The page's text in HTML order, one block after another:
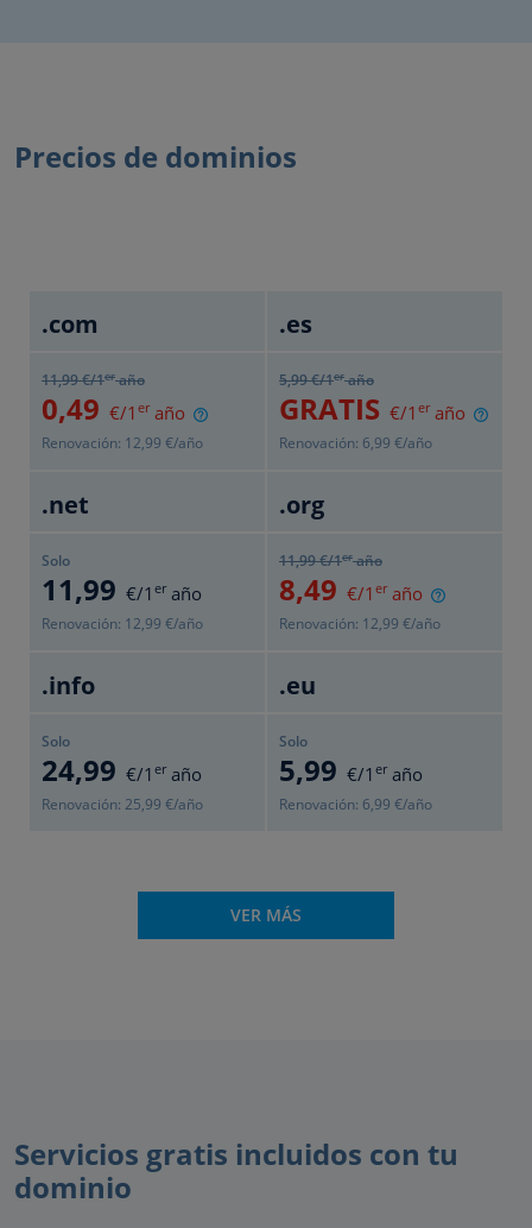
Precios de dominios
.com
11,99€/1eraño
0,49 €/1 eraño
Renovación: 12,99 €/año
.es
5,99€/1eraño
GRATIS €/1 eraño
Renovación: 6,99 €/año
.net
Solo
11,99 €/1 eraño
Renovación: 12,99 €/año
.org
11,99€/1eraño
8,49 €/1 eraño
Renovación: 12,99 €/año
.info
Solo
24,99 €/1 eraño
Renovación: 25,99 €/año
.eu
Solo
5,99 €/1 eraño
Renovación: 6,99 €/año
VER MÁS
Servicios gratis incluidos con tu
dominio